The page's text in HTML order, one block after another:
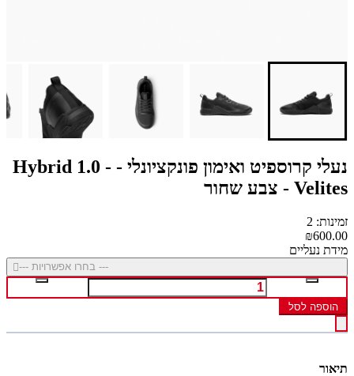
נעלי קרוספיט ואימון פונקציונלי - Hybrid 1.0 -
Velites - צבע שחור
זמינות: 2
₪600.00
מידת נעליים
--- בחרו אפשרויות ---
הוספה לסל
תיאור